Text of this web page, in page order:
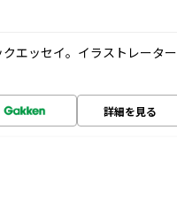
エッセイ。イラストレーター
詳細を見る